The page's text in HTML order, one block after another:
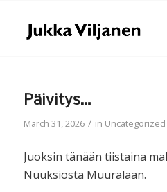
Päivitys…
March 31, 2026 / in Uncategorized
Juoksin tänään tiistaina
Nuuksiosta Muuralaan.